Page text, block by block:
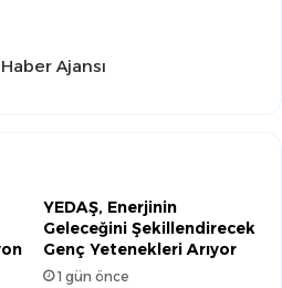
Ajansı
YEDAŞ, Enerjinin
Geleceğini Şekillendirecek
Genç Yetenekleri Arıyor
1 gün önce